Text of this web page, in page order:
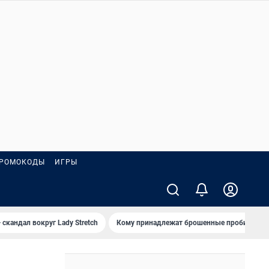
ИГРЫ
вокруг Lady Stretch Кому принадлежат брошенные пробирки?